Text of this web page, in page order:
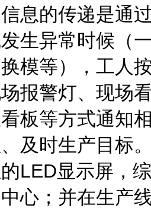
息的传递是通
生异常时候（
模等），工人
报警灯、现场
板等方式通知
及时生产目标
LED显示屏，
心；并在生产